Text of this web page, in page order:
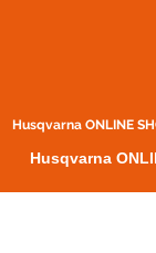
Husqvarna ONLINE
Husqvarna